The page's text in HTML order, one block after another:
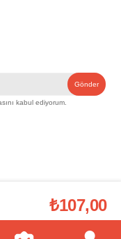
Gönder
kabul ediyorum.
. Tüm hakları saklıdır.
Web sitemizde yer alan
yazılı izni alınmadan
kopyalanması ve
₺107,00